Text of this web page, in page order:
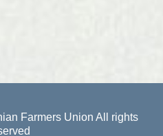
Farmers Union All rights